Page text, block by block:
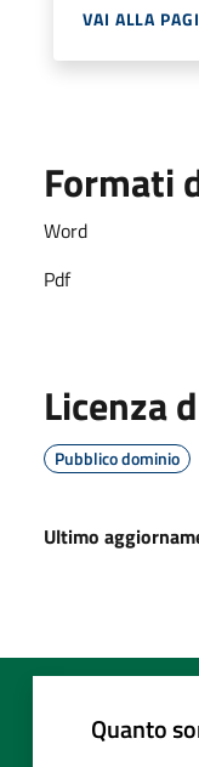
VAI ALLA
Formati
Word
Pdf
Licenza
Pubblico dominio
Ultimo
Quanto